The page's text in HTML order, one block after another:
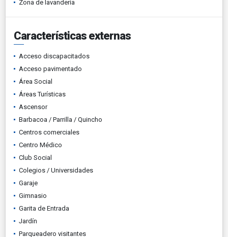
Zona de lavandería
Características externas
Acceso discapacitados
Acceso pavimentado
Área Social
Áreas Turísticas
Ascensor
Barbacoa / Parrilla / Quincho
Centros comerciales
Centro Médico
Club Social
Colegios / Universidades
Garaje
Gimnasio
Garita de Entrada
Jardín
Parqueadero visitantes